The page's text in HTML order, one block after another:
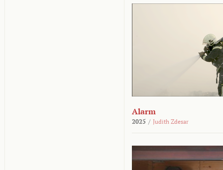
Alarm
2025 / Judith Zdesar